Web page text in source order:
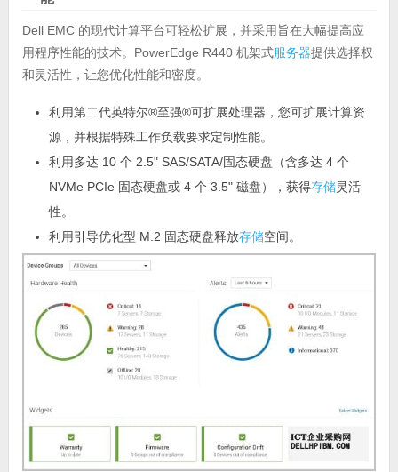
Dell EMC 的现代计算平台可轻松扩展，并采用旨在大幅提高应
用程序性能的技术。PowerEdge R440 机架式服务器提供选择权
和灵活性，让您优化性能和密度。
利用第二代英特尔®至强®可扩展处理器，您可扩展计算资
源，并根据特殊工作负载要求定制性能。
利用多达 10 个 2.5" SAS/SATA/固态硬盘（含多达 4 个
NVMe PCIe 固态硬盘或 4 个 3.5" 磁盘），获得存储灵活
性。
利用引导优化型 M.2 固态硬盘释放存储空间。